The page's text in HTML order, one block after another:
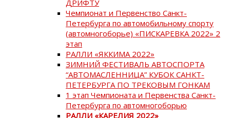
ДРИФТУ
Чемпионат и Первенство Санкт-
Петербурга по автомобильному спорту
(автомногоборье) «ПИСКАРЕВКА 2022» 2
этап
РАЛЛИ «ЯККИМА 2022»
ЗИМНИЙ ФЕСТИВАЛЬ АВТОСПОРТА
“АВТОМАСЛЕННИЦА” КУБОК САНКТ-
ПЕТЕРБУРГА ПО ТРЕКОВЫМ ГОНКАМ
1 этап Чемпионата и Первенства Санкт-
Петербурга по автомногоборью
РАЛЛИ «КАРЕЛИЯ 2022»